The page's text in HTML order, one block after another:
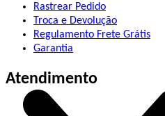
Rastrear Pedido
Troca e Devolução
Regulamento Frete Grátis
Garantia
Atendimento